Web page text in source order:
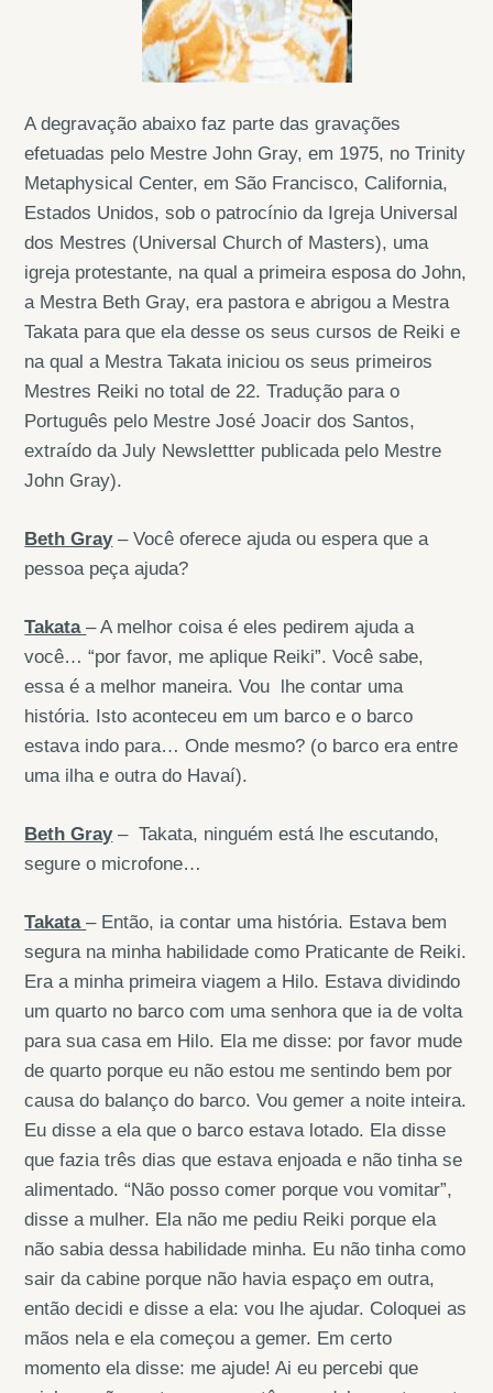
A degravação abaixo faz parte das gravações
efetuadas pelo Mestre John Gray, em 1975, no Trinity
Metaphysical Center, em São Francisco, California,
Estados Unidos, sob o patrocínio da Igreja Universal
dos Mestres (Universal Church of Masters), uma
igreja protestante, na qual a primeira esposa do John,
a Mestra Beth Gray, era pastora e abrigou a Mestra
Takata para que ela desse os seus cursos de Reiki e
na qual a Mestra Takata iniciou os seus primeiros
Mestres Reiki no total de 22. Tradução para o
Português pelo Mestre José Joacir dos Santos,
extraído da July Newslettter publicada pelo Mestre
John Gray).
Beth Gray– Você oferece ajuda ou espera que a
pessoa peça ajuda?
Takata– A melhor coisa é eles pedirem ajuda a
você… “por favor, me aplique Reiki”. Você sabe,
essa é a melhor maneira. Vou lhe contar uma
história. Isto aconteceu em um barco e o barco
estava indo para… Onde mesmo? (o barco era entre
uma ilha e outra do Havaí).
Beth Gray– Takata, ninguém está lhe escutando,
segure o microfone…
Takata– Então, ia contar uma história. Estava bem
segura na minha habilidade como Praticante de Reiki.
Era a minha primeira viagem a Hilo. Estava dividindo
um quarto no barco com uma senhora que ia de volta
para sua casa em Hilo. Ela me disse: por favor mude
de quarto porque eu não estou me sentindo bem por
causa do balanço do barco. Vou gemer a noite inteira.
Eu disse a ela que o barco estava lotado. Ela disse
que fazia três dias que estava enjoada e não tinha se
alimentado. “Não posso comer porque vou vomitar”,
disse a mulher. Ela não me pediu Reiki porque ela
não sabia dessa habilidade minha. Eu não tinha como
sair da cabine porque não havia espaço em outra,
então decidi e disse a ela: vou lhe ajudar. Coloquei as
mãos nela e ela começou a gemer. Em certo
momento ela disse: me ajude! Ai eu percebi que